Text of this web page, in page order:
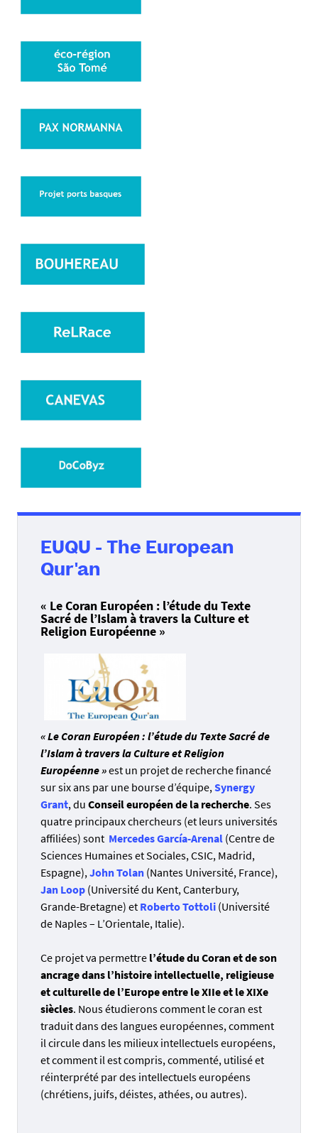
EUQU - The European
Qur'an
« Le Coran Européen : l’étude du Texte
Sacré de l’Islam à travers la Culture et
Religion Européenne »
« Le Coran Européen : l’étude du Texte Sacré de
l’Islam à travers la Culture et Religion
Européenne »est un projet de recherche financé
sur six ans par une bourse d’équipe,Synergy
Grant, du Conseil européen de la recherche. Ses
quatre principaux chercheurs (et leurs universités
affiliées) sont Mercedes García-Arenal (Centre de
Sciences Humaines et Sociales, CSIC, Madrid,
Espagne),John Tolan (Nantes Université, France),
Jan Loop (Université du Kent, Canterbury,
Grande-Bretagne) et Roberto Tottoli (Université
de Naples – L’Orientale, Italie).
Ce projet va permettre l’étude du Coran et de son
ancrage dans l’histoire intellectuelle, religieuse
et culturelle de l’Europe entre le XIIe et le XIXe
siècles. Nous étudierons comment le coran est
traduit dans des langues européennes, comment
il circule dans les milieux intellectuels européens,
et comment il est compris, commenté, utilisé et
réinterprété par des intellectuels européens
(chrétiens, juifs, déistes, athées, ou autres).